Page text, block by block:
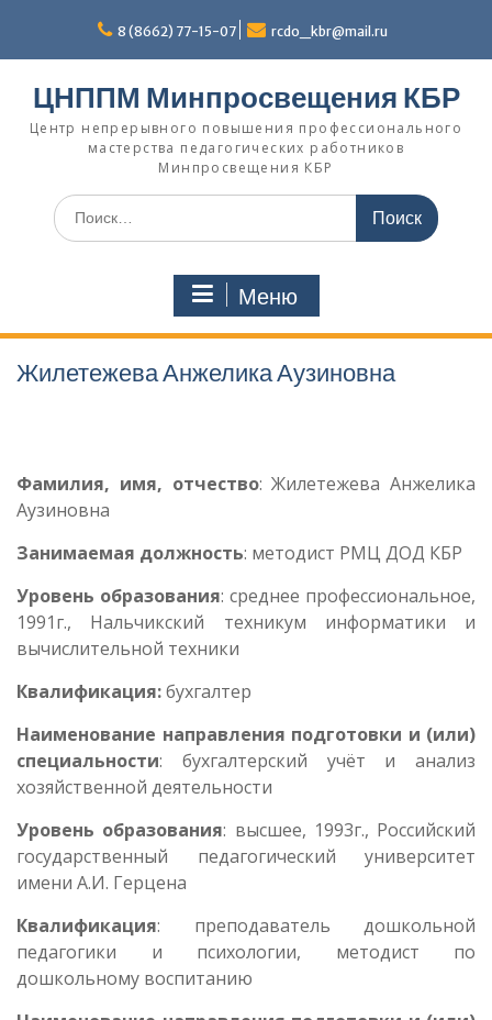
содержимому
8 (8662) 77-15-07 rcdo_kbr@mail.ru
ЦНППМ Минпросвещения КБР
Центр непрерывного повышения профессионального
мастерства педагогических работников
Минпросвещения КБР
Искать:
Меню
Жилетежева Анжелика Аузиновна
Фамилия, имя, отчество: Жилетежева Анжелика
Аузиновна
Занимаемая должность: методист РМЦ ДОД КБР
Уровень образования: среднее профессиональное,
1991г., Нальчикский техникум информатики и
вычислительной техники
Квалификация:бухгалтер
Наименование направления подготовки и (или)
специальности: бухгалтерский учёт и анализ
хозяйственной деятельности
Уровень образования: высшее, 1993г., Российский
государственный педагогический университет
имени А.И. Герцена
Квалификация: преподаватель дошкольной
педагогики и психологии, методист по
дошкольному воспитанию